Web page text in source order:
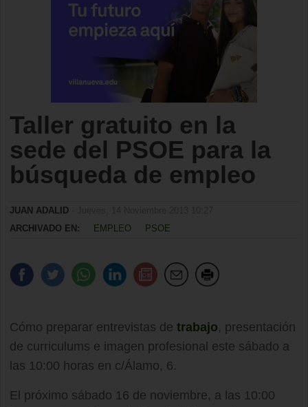
Taller gratuito en la
sede del PSOE para la
búsqueda de empleo
JUAN ADALID
ARCHIVADO EN:
EMPLEO PSOE
Cómo preparar entrevistas de trabajo, presentación
de curriculums e imagen profesional este sábado a
las 10:00 horas en c/Álamo, 6.
El próximo sábado 16 de noviembre, a las 10:00